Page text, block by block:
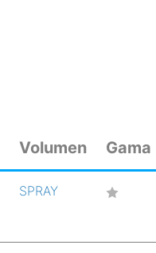
Volumen Gama
SPRAY